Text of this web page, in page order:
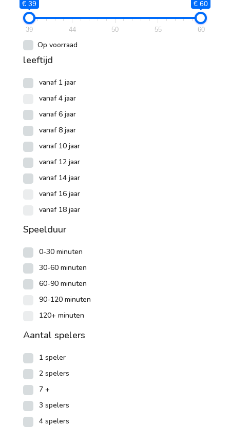
€ 39 € 60
39 44 50 55 60
Op voorraad
leeftijd
vanaf 1 jaar
vanaf 4 jaar
vanaf 6 jaar
vanaf 8 jaar
vanaf 10 jaar
vanaf 12 jaar
vanaf 14 jaar
vanaf 16 jaar
vanaf 18 jaar
Speelduur
0-30 minuten
30-60 minuten
60-90 minuten
90-120 minuten
120+ minuten
Aantal spelers
1 speler
2 spelers
7 +
3 spelers
4 spelers